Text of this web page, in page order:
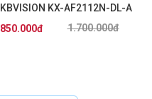
KBVISION KX-AF2112N-DL-A
1.700.000đ
850.000đ